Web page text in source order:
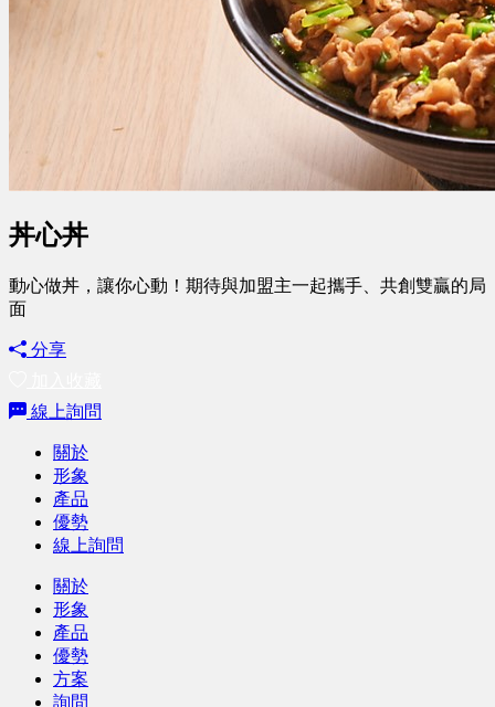
丼心丼
動心做丼，讓你心動！期待與加盟主一起攜手、共創雙贏的局
面
分享
線上詢問
關於
形象
產品
優勢
線上詢問
關於
形象
產品
優勢
方案
詢問